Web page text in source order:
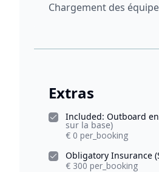
Chargement des
Extras
Included: Outboard
sur la base)
€ 0 per_booking
Obligatory Insurance
€ 300 per_booking